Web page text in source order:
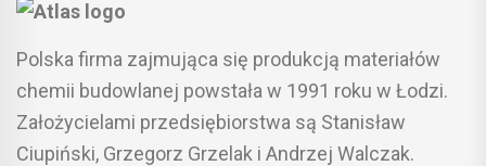
Polska firma zajmująca się produkcją materiałów
chemii budowlanej powstała w 1991 roku w Łodzi.
Założycielami przedsiębiorstwa są Stanisław
Ciupiński, Grzegorz Grzelak i Andrzej Walczak.